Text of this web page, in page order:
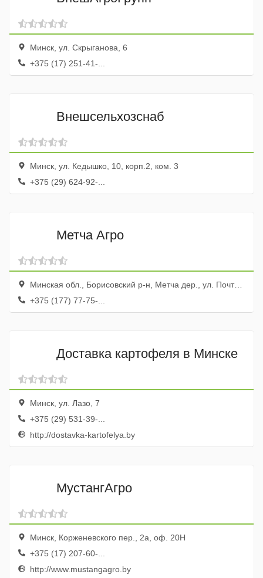
Минск, ул. Скрыганова, 6
+375 (17) 251-41-...
Внешсельхозснаб
Минск, ул. Кедышко, 10, корп.2, ком. 3
+375 (29) 624-92-...
Метча Агро
Минская обл., Борисовский р-н, Метча дер., ул. Почтовая, 1
+375 (177) 77-75-...
Доставка картофеля в Минске
Минск, ул. Лазо, 7
+375 (29) 531-39-...
http://dostavka-kartofelya.by
МустангАгро
Минск, Корженевского пер., 2а, оф. 20Н
+375 (17) 207-60-...
http://www.mustangagro.by